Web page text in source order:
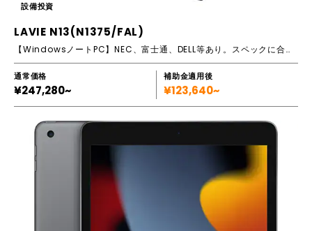
設備投資
LAVIE N13(N1375/FAL)
【WindowsノートPC】NEC、富士通、DELL等あり。スペックに合わせてご提案します！
通常価格
¥247,280~
補助金適用後
¥123,640~